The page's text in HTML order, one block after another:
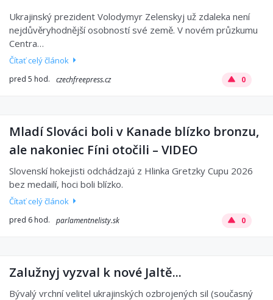
Ukrajinský prezident Volodymyr Zelenskyj už zdaleka není
nejdůvěryhodnější osobností své země. V novém průzkumu
Centra…
Čítať celý článok
pred 5 hod. czechfreepress.cz 0
Mladí Slováci boli v Kanade blízko bronzu,
ale nakoniec Fíni otočili – VIDEO
Slovenskí hokejisti odchádzajú z Hlinka Gretzky Cupu 2026
bez medailí, hoci boli blízko.
Čítať celý článok
pred 6 hod. parlamentnelisty.sk 0
Zalužnyj vyzval k nové Jaltě...
Bývalý vrchní velitel ukrajinských ozbrojených sil (současný